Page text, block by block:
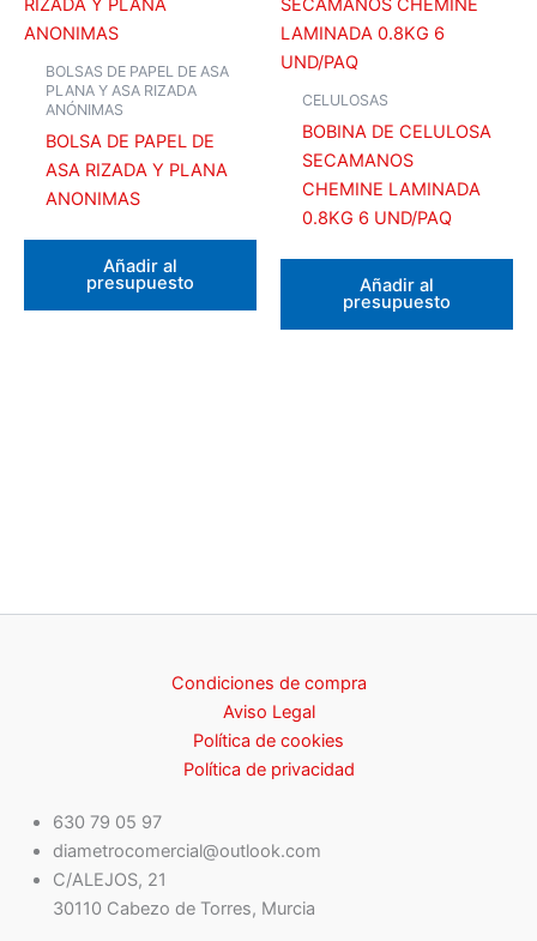
BOLSAS DE PAPEL DE ASA
PLANA Y ASA RIZADA
ANÓNIMAS
BOLSA DE PAPEL DE
ASA RIZADA Y PLANA
ANONIMAS
Añadir al
presupuesto
CELULOSAS
BOBINA DE CELULOSA
SECAMANOS
CHEMINE LAMINADA
0.8KG 6 UND/PAQ
Añadir al
presupuesto
Condiciones de compra
Aviso Legal
Política de cookies
Política de privacidad
630 79 05 97
diametrocomercial@outlook.com
C/ALEJOS, 21
30110 Cabezo de Torres, Murcia